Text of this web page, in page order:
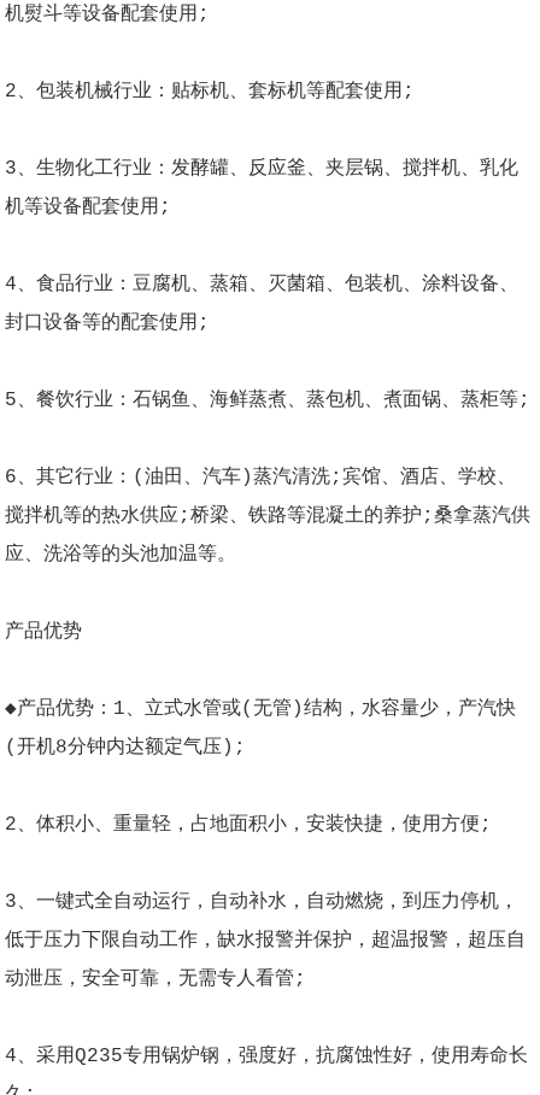
机熨斗等设备配套使用;
2、包装机械行业：贴标机、套标机等配套使用;
3、生物化工行业：发酵罐、反应釜、夹层锅、搅拌机、乳化
机等设备配套使用;
4、食品行业：豆腐机、蒸箱、灭菌箱、包装机、涂料设备、
封口设备等的配套使用;
5、餐饮行业：石锅鱼、海鲜蒸煮、蒸包机、煮面锅、蒸柜等;
6、其它行业：(油田、汽车)蒸汽清洗;宾馆、酒店、学校、
搅拌机等的热水供应;桥梁、铁路等混凝土的养护;桑拿蒸汽供
应、洗浴等的头池加温等。
产品优势
◆产品优势：1、立式水管或(无管)结构，水容量少，产汽快
(开机8分钟内达额定气压);
2、体积小、重量轻，占地面积小，安装快捷，使用方便;
3、一键式全自动运行，自动补水，自动燃烧，到压力停机，
低于压力下限自动工作，缺水报警并保护，超温报警，超压自
动泄压，安全可靠，无需专人看管;
4、采用Q235专用锅炉钢，强度好，抗腐蚀性好，使用寿命长